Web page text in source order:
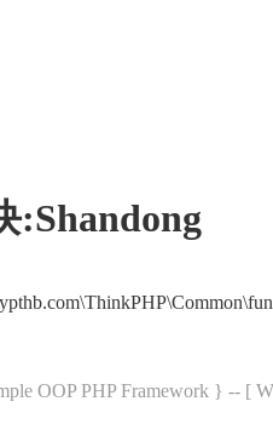
:Shandong
OOP PHP Framework } -- [